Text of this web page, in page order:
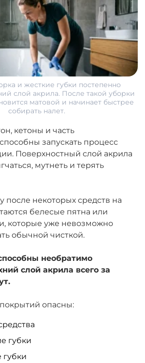
и жесткие губки постепенно
слой акрила. После такой уборки
матовой и начинает быстрее
собирать налет.
кетоны и часть
запускать процесс
Поверхностный слой акрила
мутнеть и терять
после некоторых средств на
белесые пятна или
которые уже невозможно
обычной чисткой.
необратимо
слой акрила всего за
опасны:
губки